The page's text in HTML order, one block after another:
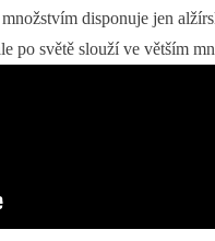
disponuje jen
po světě slouží ve větším